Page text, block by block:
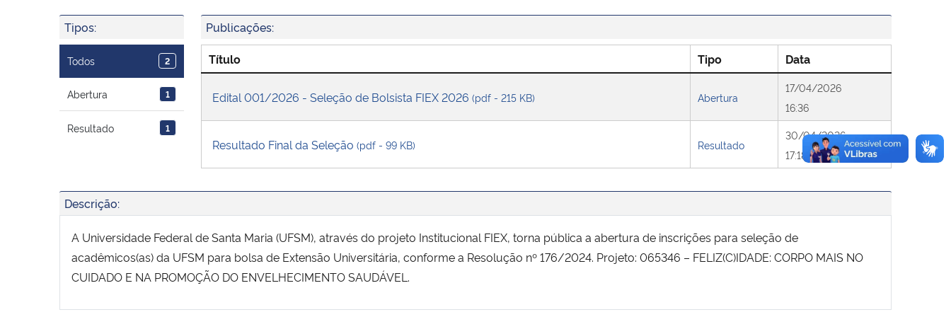
Tipos:
Todos 2
Abertura 1
Resultado 1
Publicações:
Título Tipo Data
Edital 001/2026 - Seleção de Bolsista FIEX 2026 (pdf - 215 KB) Abertura
17/04/2026
16:36
Resultado Final da Seleção (pdf - 99 KB) Resultado
30/04/2026
17:18
Descrição:
A Universidade Federal de Santa Maria (UFSM), através do projeto Institucional FIEX, torna pública a abertura de inscrições para seleção de
acadêmicos(as) da UFSM para bolsa de Extensão Universitária, conforme a Resolução nº 176/2024. Projeto: 065346 – FELIZ(C)IDADE: CORPO MAIS NO
CUIDADO E NA PROMOÇÃO DO ENVELHECIMENTO SAUDÁVEL.